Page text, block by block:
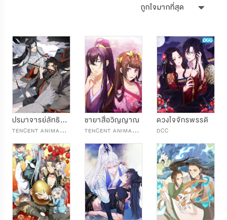
ถูกใจมากที่สุด
ปรมาจารย์ลัทธิมาร
T
ENCENT ANIMATION & COMICS
ชายาสื่อวิญญาณ
T
ENCENT ANIMATION & COMICS
ดวงใจจักรพรรดิ
DCC